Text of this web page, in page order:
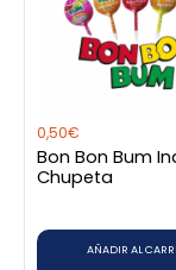
Debes
0,50€
Bon Bon Bum
Chupeta
AÑADIR AL